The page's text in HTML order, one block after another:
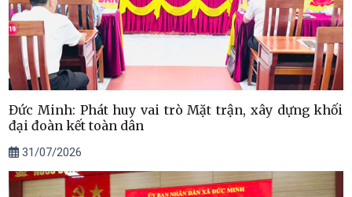
Đức Minh: Phát huy vai trò Mặt trận, xây dựng khối
đại đoàn kết toàn dân
31/07/2026